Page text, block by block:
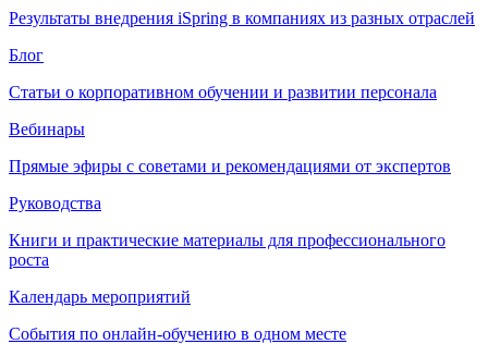
Результаты внедрения iSpring в компаниях из разных отраслей
Блог
Статьи о корпоративном обучении и развитии персонала
Вебинары
Прямые эфиры с советами и рекомендациями от экспертов
Руководства
Книги и практические материалы для профессионального
роста
Календарь мероприятий
События по онлайн-обучению в одном месте